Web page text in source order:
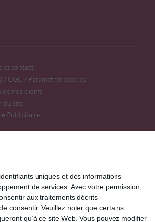
uniques et des informations
de services. Avec votre permission,
aux traitements décrits
consentir. Veuillez noter que certains
qu’à ce site Web. Vous pouvez modifier
et contact
/ CGU / Paramétrer cookies
de nos clients
du site
Publicitaire